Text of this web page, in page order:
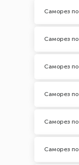
Саморез по
Саморез по
Саморез по
Саморез по
Саморез по
Саморез по